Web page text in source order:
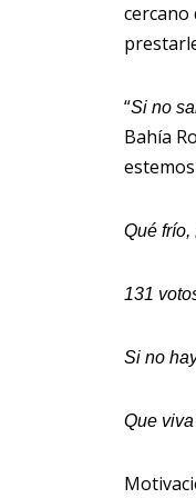
cercano
“Si no
Bahía
Qué frío,
131
Si no
Que